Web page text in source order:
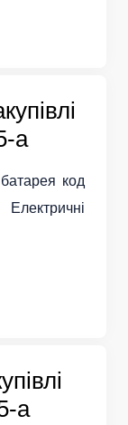
a
код
a